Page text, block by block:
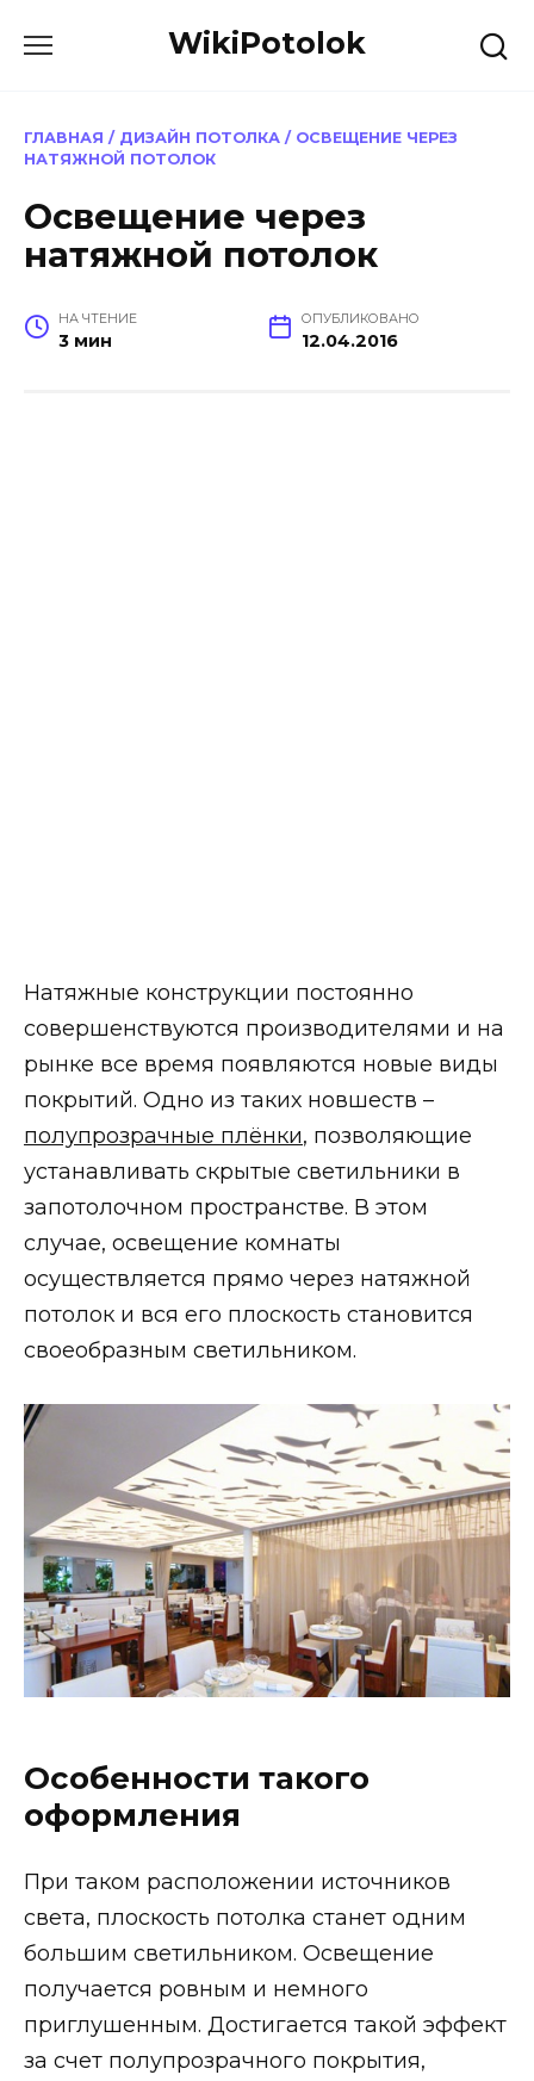
WikiPotolok
ГЛАВНАЯ / ДИЗАЙН ПОТОЛКА / ОСВЕЩЕНИЕ ЧЕРЕЗ
НАТЯЖНОЙ ПОТОЛОК
Освещение через
натяжной потолок
НА ЧТЕНИЕ
3 мин
ОПУБЛИКОВАНО
12.04.2016
Натяжные конструкции постоянно
совершенствуются производителями и на
рынке все время появляются новые виды
покрытий. Одно из таких новшеств –
полупрозрачные плёнки, позволяющие
устанавливать скрытые светильники в
запотолочном пространстве. В этом
случае, освещение комнаты
осуществляется прямо через натяжной
потолок и вся его плоскость становится
своеобразным светильником.
Особенности такого
оформления
При таком расположении источников
света, плоскость потолка станет одним
большим светильником. Освещение
получается ровным и немного
приглушенным. Достигается такой эффект
за счет полупрозрачного покрытия,